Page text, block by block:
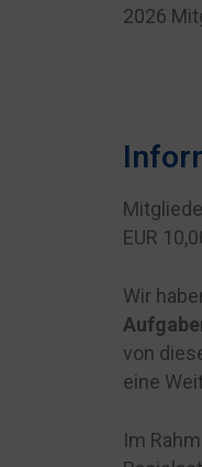
2026
EUR
Wir
von
eine
Im